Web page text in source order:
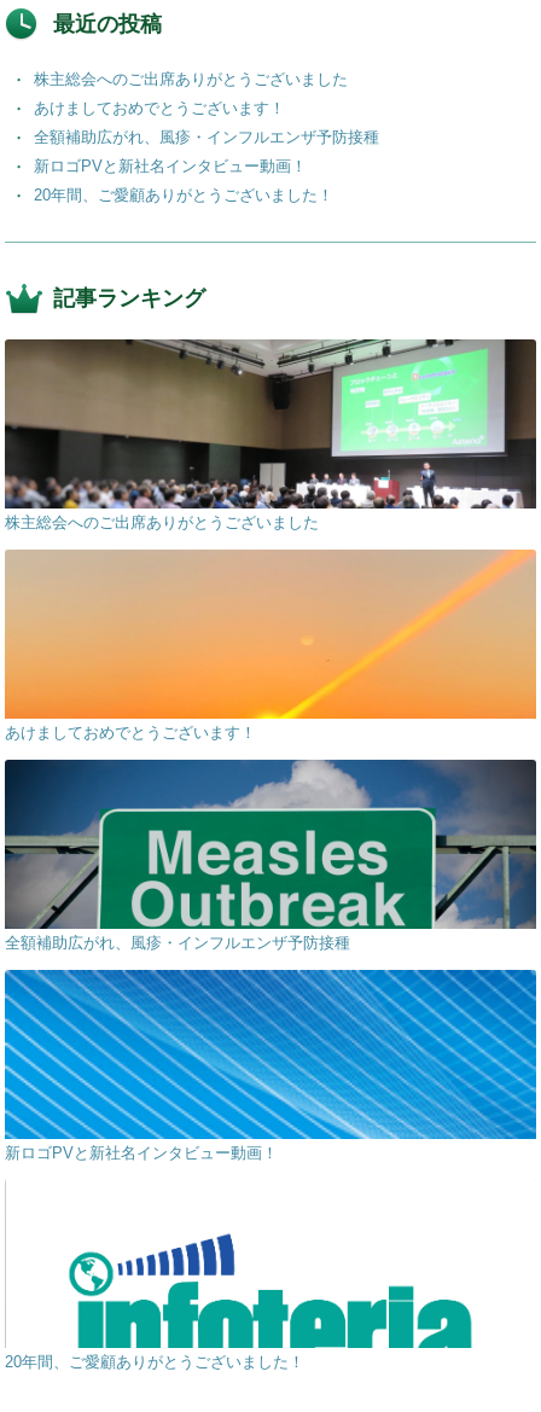
最近の投稿
株主総会へのご出席ありがとうございました
あけましておめでとうございます！
全額補助広がれ、風疹・インフルエンザ予防接種
新ロゴPVと新社名インタビュー動画！
20年間、ご愛顧ありがとうございました！
記事ランキング
株主総会へのご出席ありがとうございました
あけましておめでとうございます！
全額補助広がれ、風疹・インフルエンザ予防接種
新ロゴPVと新社名インタビュー動画！
20年間、ご愛顧ありがとうございました！